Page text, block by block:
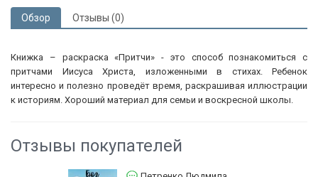
Обзор Отзывы (0)
Книжка – раскраска «Притчи» - это способ познакомиться с
притчами Иисуса Христа, изложенными в стихах. Ребенок
интересно и полезно проведёт время, раскрашивая иллюстрации
к историям. Хороший материал для семьи и воскресной школы.
Отзывы покупателей